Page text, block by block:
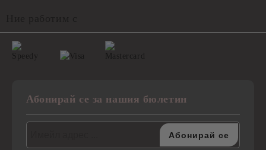
Абонирай се за нашия бюлетин